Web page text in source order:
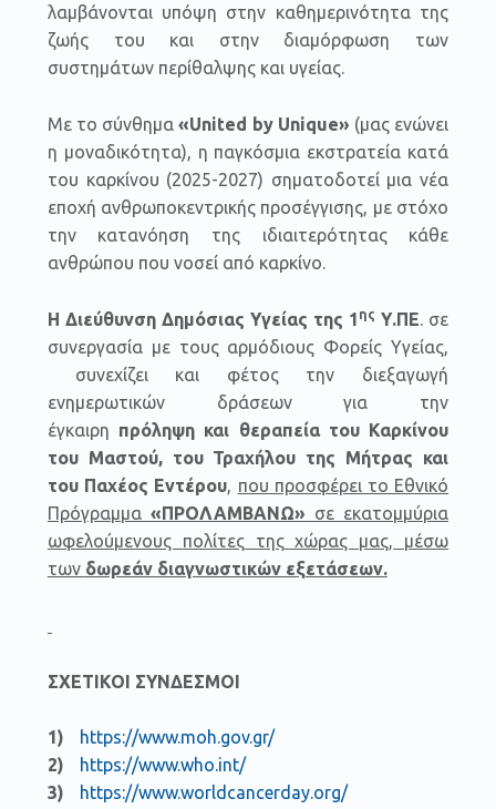
λαμβάνονται υπόψη στην καθημερινότητα της
ζωής του και στην διαμόρφωση των
συστημάτων περίθαλψης και υγείας.
Με το σύνθημα«United by Unique» (μας ενώνει
η μοναδικότητα), η παγκόσμια εκστρατεία κατά
του καρκίνου (2025-2027) σηματοδοτεί μια νέα
εποχή ανθρωποκεντρικής προσέγγισης, με στόχο
την κατανόηση της ιδιαιτερότητας κάθε
ανθρώπου που νοσεί από καρκίνο.
Η Διεύθυνση Δημόσιας Υγείας της 1 ης Υ.ΠΕ. σε
συνεργασία με τους αρμόδιους Φορείς Υγείας,
συνεχίζει και φέτος την διεξαγωγή
ενημερωτικών δράσεων για την
έγκαιρη πρόληψη και θεραπεία του Καρκίνου
του Μαστού, του Τραχήλου της Μήτρας και
του Παχέος Εντέρου, που προσφέρει το Εθνικό
Πρόγραμμα «ΠΡΟΛΑΜΒΑΝΩ» σε εκατομμύρια
ωφελούμενους πολίτες της χώρας μας, μέσω
των δωρεάν διαγνωστικών εξετάσεων.
ΣΧΕΤΙΚΟΙ ΣΥΝΔΕΣΜΟΙ
https://www.moh.gov.gr/
https://www.who.int/
https://www.worldcancerday.org/